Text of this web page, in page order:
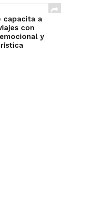
capacita a
con
y